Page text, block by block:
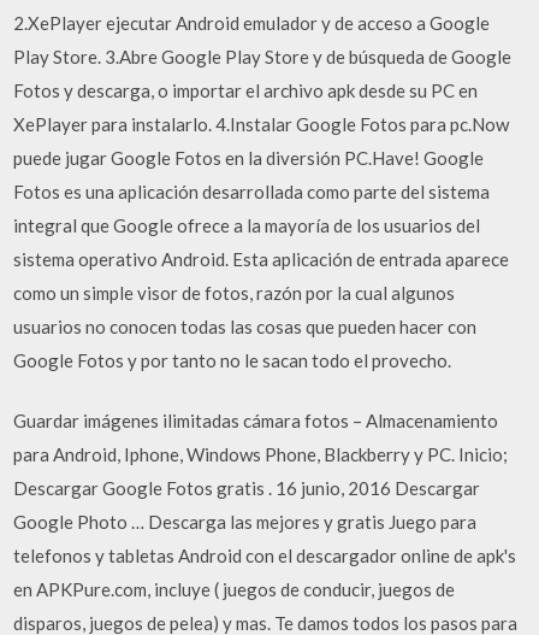
2.XePlayer ejecutar Android emulador y de acceso a Google
Play Store. 3.Abre Google Play Store y de búsqueda de Google
Fotos y descarga, o importar el archivo apk desde su PC en
XePlayer para instalarlo. 4.Instalar Google Fotos para pc.Now
puede jugar Google Fotos en la diversión PC.Have! Google
Fotos es una aplicación desarrollada como parte del sistema
integral que Google ofrece a la mayoría de los usuarios del
sistema operativo Android. Esta aplicación de entrada aparece
como un simple visor de fotos, razón por la cual algunos
usuarios no conocen todas las cosas que pueden hacer con
Google Fotos y por tanto no le sacan todo el provecho.
Guardar imágenes ilimitadas cámara fotos – Almacenamiento
para Android, Iphone, Windows Phone, Blackberry y PC. Inicio;
Descargar Google Fotos gratis . 16 junio, 2016 Descargar
Google Photo … Descarga las mejores y gratis Juego para
telefonos y tabletas Android con el descargador online de apk's
en APKPure.com, incluye ( juegos de conducir, juegos de
disparos, juegos de pelea) y mas. Te damos todos los pasos para